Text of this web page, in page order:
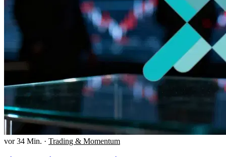
vor 34 Min. · Trading & Momentum